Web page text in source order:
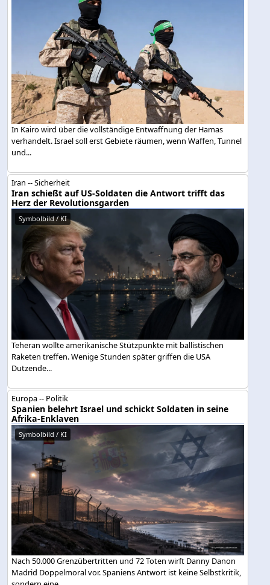
In Kairo wird über die vollständige Entwaffnung der Hamas
verhandelt. Israel soll erst Gebiete räumen, wenn Waffen, Tunnel
und...
Iran -- Sicherheit
Iran schießt auf US-Soldaten die Antwort trifft das
Herz der Revolutionsgarden
Symbolbild / KI
Teheran wollte amerikanische Stützpunkte mit ballistischen
Raketen treffen. Wenige Stunden später griffen die USA
Dutzende...
Europa -- Politik
Spanien belehrt Israel und schickt Soldaten in seine
Afrika-Enklaven
Symbolbild / KI
Nach 50.000 Grenzübertritten und 72 Toten wirft Danny Danon
Madrid Doppelmoral vor. Spaniens Antwort ist keine Selbstkritik,